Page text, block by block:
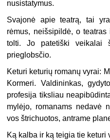
nusistatymus.
Svajonė apie teatrą, tai
rėmus, neišsipildė, o
tolti. Jo patetiški veikalai
prieglobsčio.
Keturi keturių romanų vyrai:
Kormeri. Valdininkas,
profesija tiksliau
mylėjo, romanams nedavė
vos štrichuotos, antrame
Ką kalba ir ką teigia tie keturi